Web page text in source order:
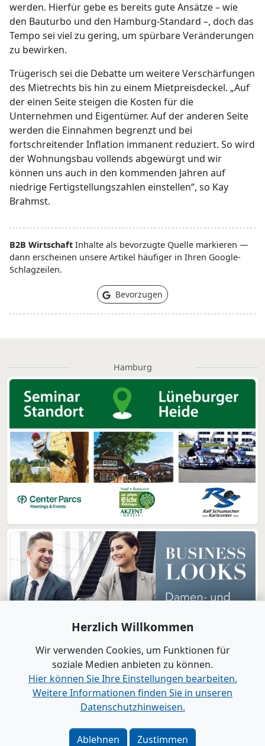
werden. Hierfür gebe es bereits gute Ansätze – wie
den Bauturbo und den Hamburg-Standard –, doch das
Tempo sei viel zu gering, um spürbare Veränderungen
zu bewirken.
Trügerisch sei die Debatte um weitere Verschärfungen
des Mietrechts bis hin zu einem Mietpreisdeckel. „Auf
der einen Seite steigen die Kosten für die
Unternehmen und Eigentümer. Auf der anderen Seite
werden die Einnahmen begrenzt und bei
fortschreitender Inflation immanent reduziert. So wird
der Wohnungsbau vollends abgewürgt und wir
können uns auch in den kommenden Jahren auf
niedrige Fertigstellungszahlen einstellen“, so Kay
Brahmst.
B2B Wirtschaft Inhalte als bevorzugte Quelle markieren —
dann erscheinen unsere Artikel häufiger in Ihren Google-
Schlagzeilen.
Bevorzugen
Hamburg
www.B2B-Wirtschaft.de
Impressum|Datenschutz|Barrierefreiheit
Herzlich Willkommen
Wir verwenden Cookies, um Funktionen für
soziale Medien anbieten zu können.
Hier können Sie Ihre Einstellungen bearbeiten.
Weitere Informationen finden Sie in unseren
Datenschutzhinweisen.
Ablehnen Zustimmen